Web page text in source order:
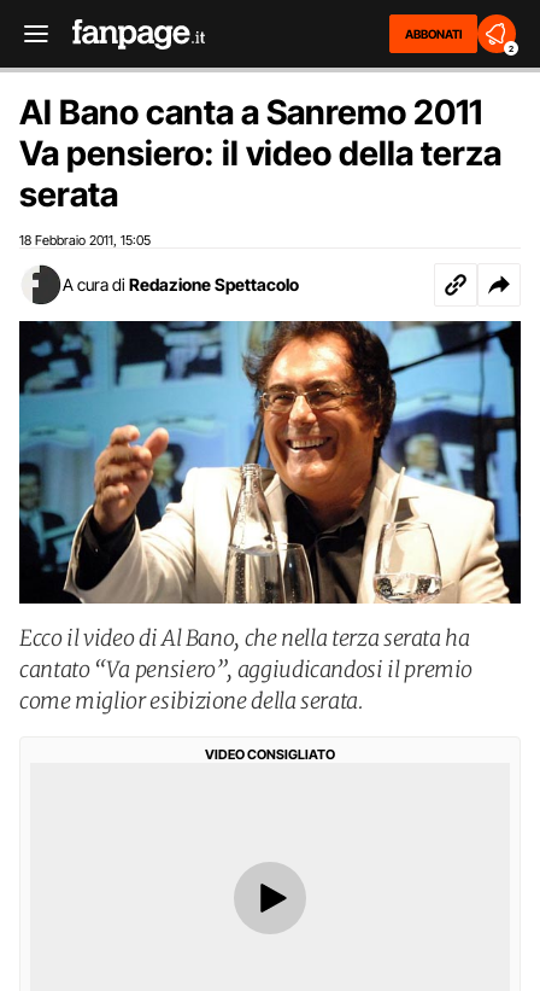
ABBONATI
2
Al Bano canta a Sanremo 2011
Va pensiero: il video della terza
serata
18 Febbraio 2011 15:05
A cura di Redazione Spettacolo
Ecco il video di Al Bano, che nella terza serata ha
cantato “Va pensiero”, aggiudicandosi il premio
come miglior esibizione della serata.
VIDEO CONSIGLIATO